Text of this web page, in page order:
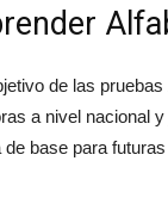
de las pruebas
a nivel nacional
de base para